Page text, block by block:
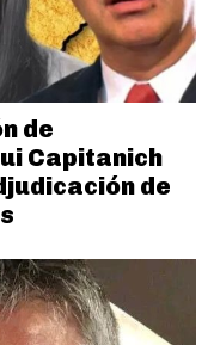
de
Capitanich
de